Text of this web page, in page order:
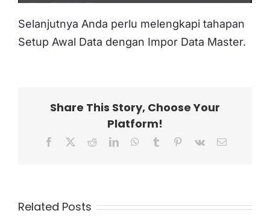
Selanjutnya Anda perlu melengkapi tahapan
Setup Awal Data dengan Impor Data Master.
Share This Story, Choose Your
Platform!
Facebook RedditLinkedInWhatsApp
Tumblr Pinterest
Vk Email
Related Posts